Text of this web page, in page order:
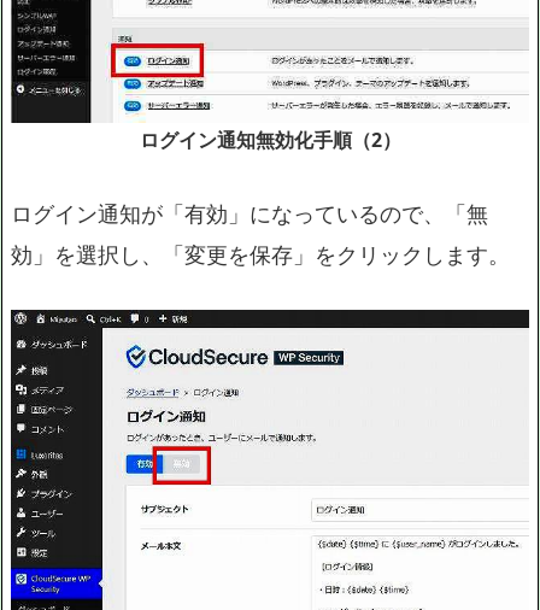
ログイン通知無効化手順（2）
ログイン通知が「有効」になっているので、「無
効」を選択し、「変更を保存」をクリックします。